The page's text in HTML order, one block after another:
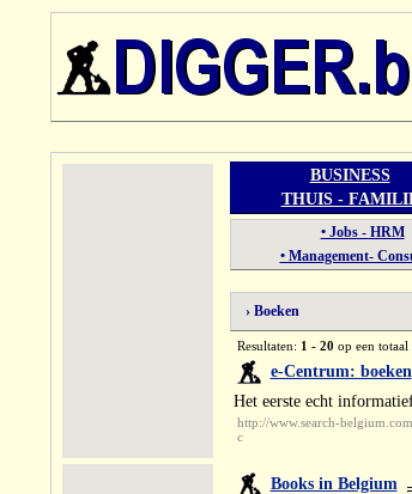
BUSINESS
THUIS -
• Jobs - HRM
• Management-
› Boeken
Resultaten: 1 - 20 op een totaal
e-Centrum: boeken
Het eerste echt
http://www.search-
c
Books in Belgium